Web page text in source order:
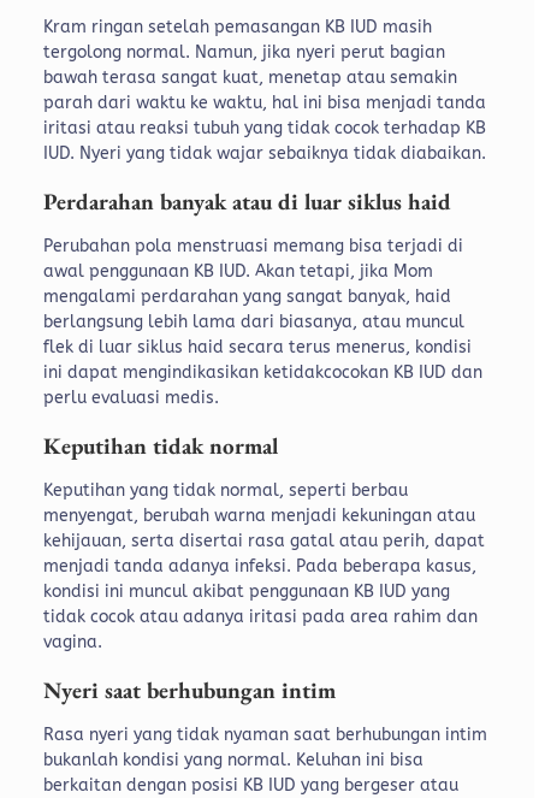
Kram ringan setelah pemasangan KB IUD masih
tergolong normal. Namun, jika nyeri perut bagian
bawah terasa sangat kuat, menetap atau semakin
parah dari waktu ke waktu, hal ini bisa menjadi tanda
iritasi atau reaksi tubuh yang tidak cocok terhadap KB
IUD. Nyeri yang tidak wajar sebaiknya tidak diabaikan.
Perdarahan banyak atau di luar siklus haid
Perubahan pola menstruasi memang bisa terjadi di
awal penggunaan KB IUD. Akan tetapi, jika Mom
mengalami perdarahan yang sangat banyak, haid
berlangsung lebih lama dari biasanya, atau muncul
flek di luar siklus haid secara terus menerus, kondisi
ini dapat mengindikasikan ketidakcocokan KB IUD dan
perlu evaluasi medis.
Keputihan tidak normal
Keputihan yang tidak normal, seperti berbau
menyengat, berubah warna menjadi kekuningan atau
kehijauan, serta disertai rasa gatal atau perih, dapat
menjadi tanda adanya infeksi. Pada beberapa kasus,
kondisi ini muncul akibat penggunaan KB IUD yang
tidak cocok atau adanya iritasi pada area rahim dan
vagina.
Nyeri saat berhubungan intim
Rasa nyeri yang tidak nyaman saat berhubungan intim
bukanlah kondisi yang normal. Keluhan ini bisa
berkaitan dengan posisi KB IUD yang bergeser atau